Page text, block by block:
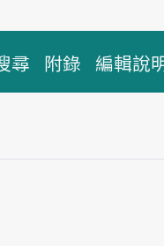
尋 附錄 編輯說